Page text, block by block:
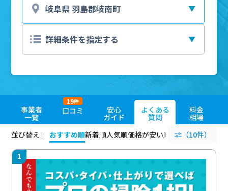
事業者
一覧
口コミ
19件
安心
ガイド
よくある
質問
料金
相場
並び替え :
おすすめ順新着順人気順価格が安い順 評価が高い順
（10件）
1